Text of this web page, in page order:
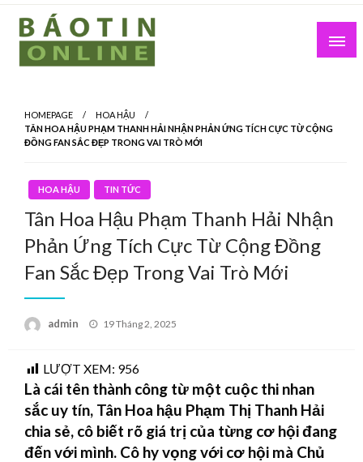
Skip
content
HOMEPAGE
HOA HẬU
TÂN HOA HẬU PHẠM THANH HẢI NHẬN PHẢN ỨNG TÍCH CỰC TỪ CỘNG
ĐỒNG FAN SẮC ĐẸP TRONG VAI TRÒ MỚI
HOA HẬU TIN TỨC
Tân Hoa Hậu Phạm Thanh Hải Nhận
Phản Ứng Tích Cực Từ Cộng Đồng
Fan Sắc Đẹp Trong Vai Trò Mới
admin
Posted
19 Tháng 2, 2025
LƯỢT XEM: 956
Là cái tên thành công từ một cuộc thi nhan
sắc uy tín, Tân Hoa hậu Phạm Thị Thanh Hải
chia sẻ, cô biết rõ giá trị của từng cơ hội đang
đến với mình. Cô hy vọng với cơ hội mà Chủ